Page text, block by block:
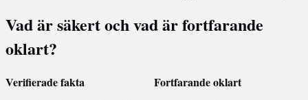
Vad är säkert och vad är fortfarande
oklart?
Verifierade fakta Fortfarande oklart